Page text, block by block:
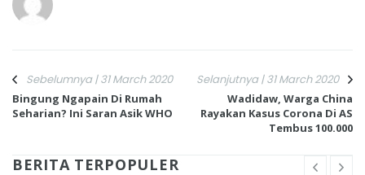
Sebelumnya | 31 March 2020
Bingung Ngapain Di Rumah
Seharian? Ini Saran Asik WHO
Selanjutnya | 31 March 2020
Wadidaw, Warga China
Rayakan Kasus Corona Di AS
Tembus 100.000
BERITA TERPOPULER